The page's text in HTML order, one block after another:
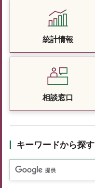
統計情報
相談窓口
キーワードから探す